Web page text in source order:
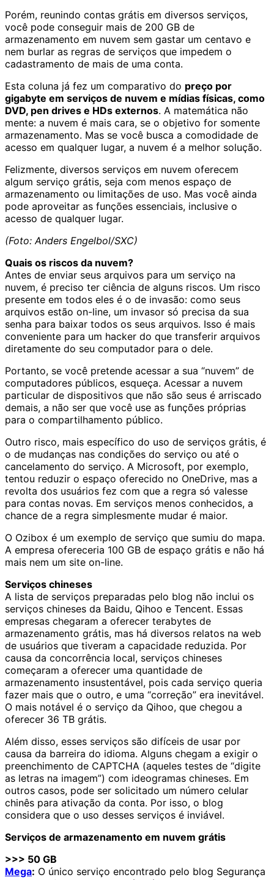
Porém, reunindo contas grátis em diversos serviços,
você pode conseguir mais de 200 GB de
armazenamento em nuvem sem gastar um centavo e
nem burlar as regras de serviços que impedem o
cadastramento de mais de uma conta.
Esta coluna já fez um comparativo do preço por
gigabyte em serviços de nuvem e mídias físicas, como
DVD, pen drives e HDs externos. A matemática não
mente: a nuvem é mais cara, se o objetivo for somente
armazenamento. Mas se você busca a comodidade de
acesso em qualquer lugar, a nuvem é a melhor solução.
Felizmente, diversos serviços em nuvem oferecem
algum serviço grátis, seja com menos espaço de
armazenamento ou limitações de uso. Mas você ainda
pode aproveitar as funções essenciais, inclusive o
acesso de qualquer lugar.
(Foto: Anders Engelbol/SXC)
Quais os riscos da nuvem?
Antes de enviar seus arquivos para um serviço na
nuvem, é preciso ter ciência de alguns riscos. Um risco
presente em todos eles é o de invasão: como seus
arquivos estão on-line, um invasor só precisa da sua
senha para baixar todos os seus arquivos. Isso é mais
conveniente para um hacker do que transferir arquivos
diretamente do seu computador para o dele.
Portanto, se você pretende acessar a sua “nuvem” de
computadores públicos, esqueça. Acessar a nuvem
particular de dispositivos que não são seus é arriscado
demais, a não ser que você use as funções próprias
para o compartilhamento público.
Outro risco, mais específico do uso de serviços grátis, é
o de mudanças nas condições do serviço ou até o
cancelamento do serviço. A Microsoft, por exemplo,
tentou reduzir o espaço oferecido no OneDrive, mas a
revolta dos usuários fez com que a regra só valesse
para contas novas. Em serviços menos conhecidos, a
chance de a regra simplesmente mudar é maior.
O Ozibox é um exemplo de serviço que sumiu do mapa.
A empresa ofereceria 100 GB de espaço grátis e não há
mais nem um site on-line.
Serviços chineses
A lista de serviços preparadas pelo blog não inclui os
serviços chineses da Baidu, Qihoo e Tencent. Essas
empresas chegaram a oferecer terabytes de
armazenamento grátis, mas há diversos relatos na web
de usuários que tiveram a capacidade reduzida. Por
causa da concorrência local, serviços chineses
começaram a oferecer uma quantidade de
armazenamento insustentável, pois cada serviço queria
fazer mais que o outro, e uma “correção” era inevitável.
O mais notável é o serviço da Qihoo, que chegou a
oferecer 36 TB grátis.
Além disso, esses serviços são difíceis de usar por
causa da barreira do idioma. Alguns chegam a exigir o
preenchimento de CAPTCHA (aqueles testes de “digite
as letras na imagem”) com ideogramas chineses. Em
outros casos, pode ser solicitado um número celular
chinês para ativação da conta. Por isso, o blog
considera que o uso desses serviços é inviável.
Serviços de armazenamento em nuvem grátis
>>> 50 GB
Mega: O único serviço encontrado pelo blog Segurança